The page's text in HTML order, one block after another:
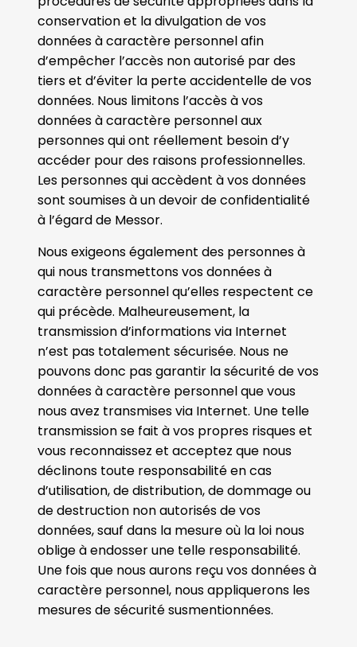
conservation et la divulgation de vos
données à caractère personnel afin
d’empêcher l’accès non autorisé par des
tiers et d’éviter la perte accidentelle de vos
données. Nous limitons l’accès à vos
données à caractère personnel aux
personnes qui ont réellement besoin d’y
accéder pour des raisons professionnelles.
Les personnes qui accèdent à vos données
sont soumises à un devoir de confidentialité
à l’égard de Messor.
Nous exigeons également des personnes à
qui nous transmettons vos données à
caractère personnel qu’elles respectent ce
qui précède. Malheureusement, la
transmission d’informations via Internet
n’est pas totalement sécurisée. Nous ne
pouvons donc pas garantir la sécurité de vos
données à caractère personnel que vous
nous avez transmises via Internet. Une telle
transmission se fait à vos propres risques et
vous reconnaissez et acceptez que nous
déclinons toute responsabilité en cas
d’utilisation, de distribution, de dommage ou
de destruction non autorisés de vos
données, sauf dans la mesure où la loi nous
oblige à endosser une telle responsabilité.
Une fois que nous aurons reçu vos données à
caractère personnel, nous appliquerons les
mesures de sécurité susmentionnées.